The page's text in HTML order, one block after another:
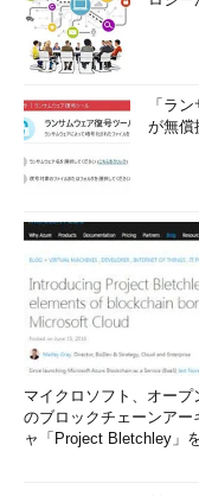
「ラ
が無償
マイクロソフト、オープ
のブロックチェーンアー
ャ「Project Bletchley」